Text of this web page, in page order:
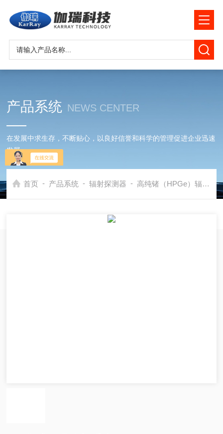
产品系统 NEWS CENTER
在发展中求生存，不断贴心，以良好信誉和科学的管理促进企业迅速
发展
首页 - 产品系统 - 辐射探测器 - 高纯锗（HPGe）辐射探测器